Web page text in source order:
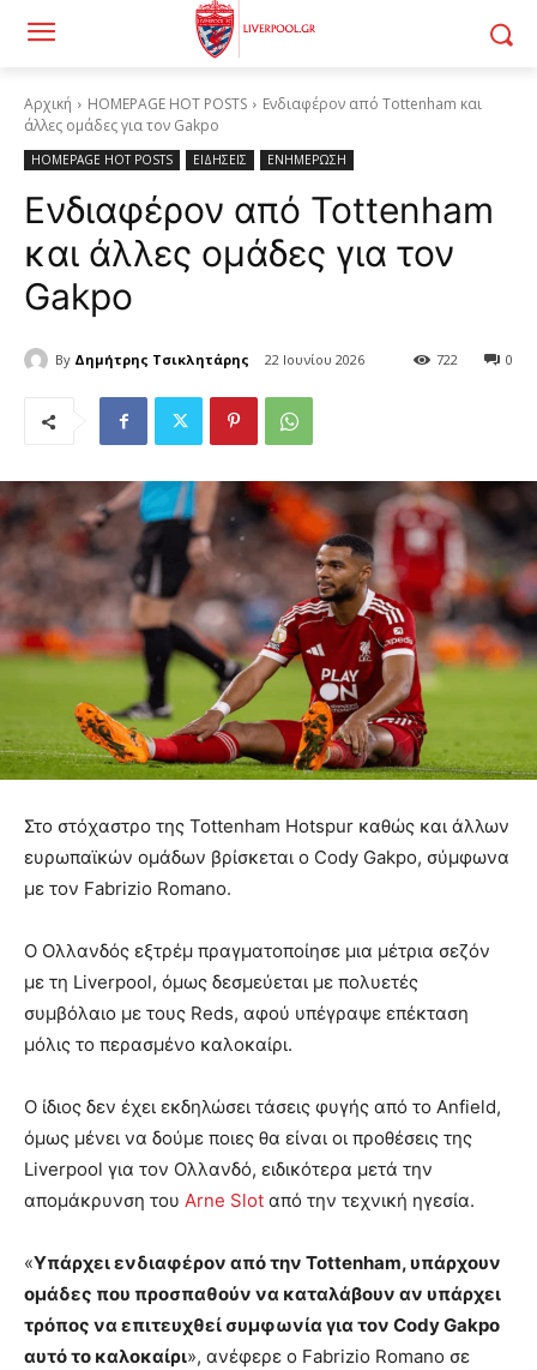
Αρχική HOMEPAGE HOT POSTS
Ενδιαφέρον από Tottenham και
άλλες ομάδες για τον Gakpo
HOMEPAGE HOT POSTS ΕΙΔΗΣΕΙΣ ΕΝΗΜΕΡΩΣΗ
Ενδιαφέρον από Tottenham
και άλλες ομάδες για τον
Gakpo
By Δημήτρης Τσικλητάρης 22 Ιουνίου 2026 0
722
Στο στόχαστρο της Tottenham Hotspur καθώς και άλλων
ευρωπαϊκών ομάδων βρίσκεται ο Cody Gakpo, σύμφωνα
με τον Fabrizio Romano.
Ο Ολλανδός εξτρέμ πραγματοποίησε μια μέτρια σεζόν
με τη Liverpool, όμως δεσμεύεται με πολυετές
συμβόλαιο με τους Reds, αφού υπέγραψε επέκταση
μόλις το περασμένο καλοκαίρι.
Ο ίδιος δεν έχει εκδηλώσει τάσεις φυγής από το Anfield,
όμως μένει να δούμε ποιες θα είναι οι προθέσεις της
Liverpool για τον Ολλανδό, ειδικότερα μετά την
απομάκρυνση του Arne Slot από την τεχνική ηγεσία.
«Υπάρχει ενδιαφέρον από την Tottenham, υπάρχουν
ομάδες που προσπαθούν να καταλάβουν αν υπάρχει
τρόπος να επιτευχθεί συμφωνία για τον Cody Gakpo
αυτό το καλοκαίρι», ανέφερε ο Fabrizio Romano σε